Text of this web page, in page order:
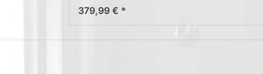
ET40 10
379,99 € *